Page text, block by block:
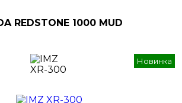
REDSTONE 1000 MUD
Новинка